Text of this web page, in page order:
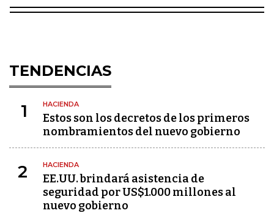
TENDENCIAS
1 HACIENDA
Estos son los decretos de los primeros
nombramientos del nuevo gobierno
2 HACIENDA
EE.UU. brindará asistencia de
seguridad por US$1.000 millones al
nuevo gobierno